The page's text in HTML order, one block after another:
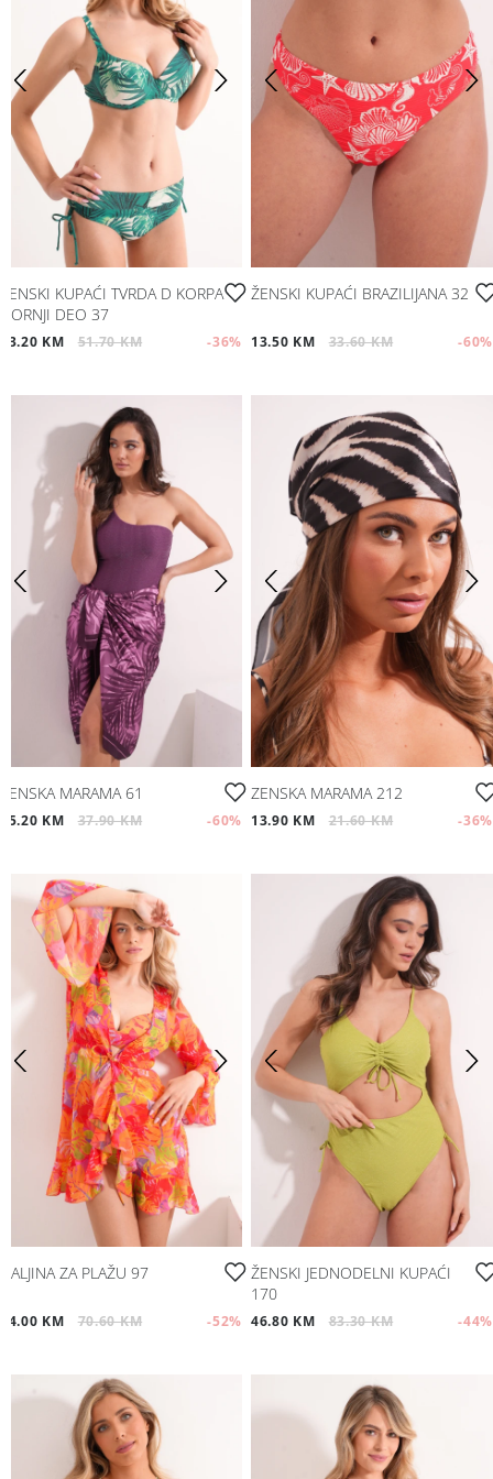
ŽENSKI KUPAĆI TVRDA D KORPA
GORNJI DEO 37
33.20 KM 51.70 KM -36%
ŽENSKI KUPAĆI BRAZILIJANA 32
13.50 KM 33.60 KM -60%
ZENSKA MARAMA 61
15.20 KM 37.90 KM -60%
ZENSKA MARAMA 212
13.90 KM 21.60 KM -36%
HALJINA ZA PLAŽU 97
34.00 KM 70.60 KM -52%
ŽENSKI JEDNODELNI KUPAĆI
170
46.80 KM 83.30 KM -44%